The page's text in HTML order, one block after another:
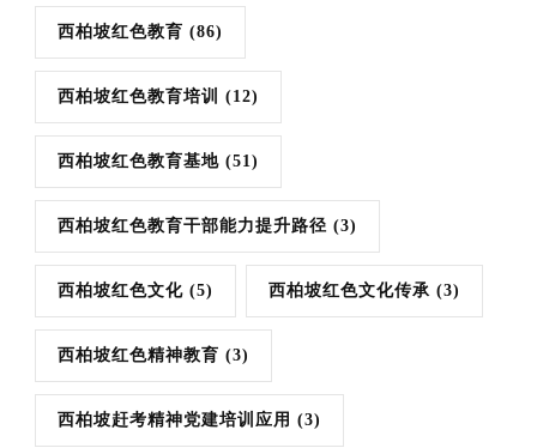
西柏坡红色教育 (86)
西柏坡红色教育培训 (12)
西柏坡红色教育基地 (51)
西柏坡红色教育干部能力提升路径 (3)
西柏坡红色文化 (5) 西柏坡红色文化传承 (3)
西柏坡红色精神教育 (3)
西柏坡赶考精神党建培训应用 (3)